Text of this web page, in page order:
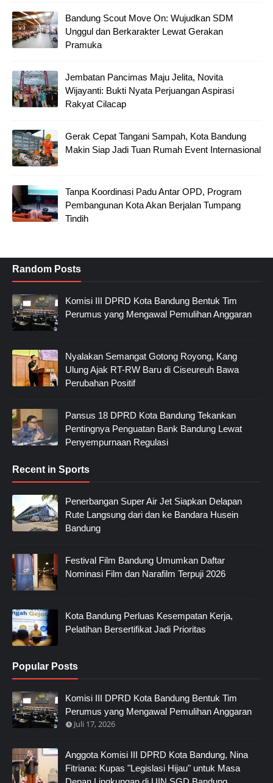
Bandung Scout Move On: Wujudkan SDM
Unggul dan Berkarakter Lewat Gerakan
Pramuka
Jembatan Pancimas Maju Jelita, Novita
Wijayanti: Bukti Nyata Perjuangan Aspirasi
Rakyat Cilacap
Gerak Cepat Tangani Sampah, Kota Bandung
Makin Siap Jadi Tuan Rumah Event Internasional
Tanpa Koordinasi Padu Antar OPD, Program
Pembangunan Kota Akan Berjalan Tumpang
Tindih
Random Posts
Komisi III DPRD Kota Bandung Bentuk Tim
Perumus yang Mengawal Pemulihan Anggaran
Nyalakan Semangat Gotong Royong, Kang
Ulung Ajak RT-RW Baru di Ciseureuh Bawa
Perubahan Positif
Pansus 18 DPRD Kota Bandung Tekankan
Pentingnya Penguatan Bank Bandung Lewat
Penyempurnaan Regulasi
Recent in Sports
Penerbangan Super Air Jet Siapkan Delapan
Rute Langsung dari dan ke Bandara Husein
Bandung
Festival Film Bandung Umumkan Daftar
Nominasi Film dan Narafilm Terpuji 2026
Kota Bandung Perluas Kesempatan Kerja,
Pelatihan Bersertifikat Jadi Prioritas
Popular Posts
Komisi III DPRD Kota Bandung Bentuk Tim
Perumus yang Mengawal Pemulihan Anggaran
Juli 17, 2026
Anggota Komisi III DPRD Kota Bandung, Nina
Fitriana: Kupas "Legislasi Hijau" untuk Masa